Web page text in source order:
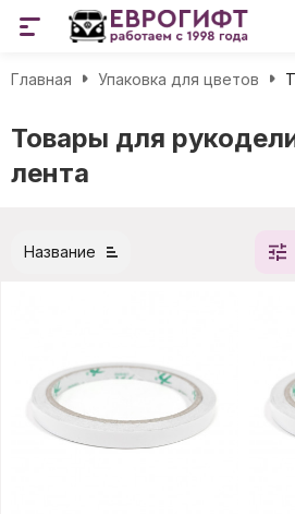
Главная Упаковка для цветов
Товары для
лента
Название